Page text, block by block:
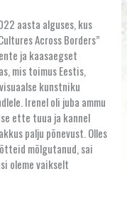
aasta alguses, kus
Across Borders”
ja kaasaegset
mis toimus Eestis,
kunstniku
Irenel oli juba ammu
ette tuua ja kannel
palju põnevust. Olles
mõlgutanud, sai
oleme vaikselt